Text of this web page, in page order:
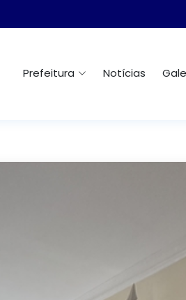
Prefeitura Notícias